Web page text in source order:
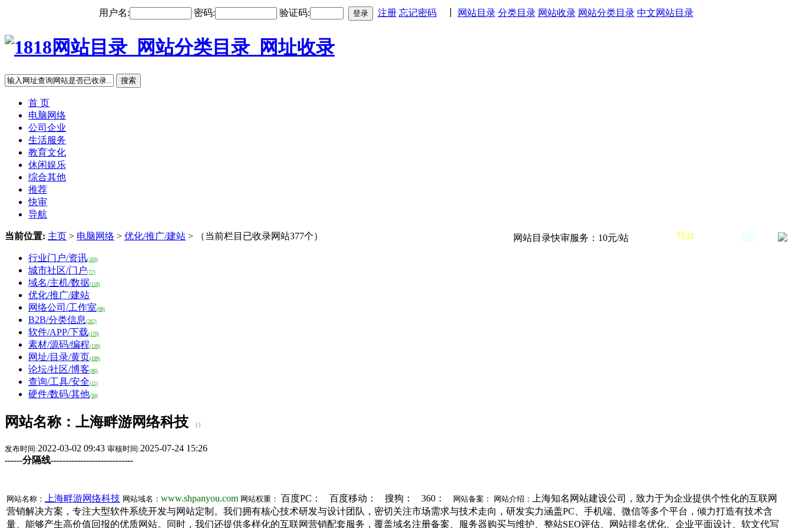
用户名: 密码: 验证码: 登录 注册 忘记密码丨 网站目录 分类目录 网站收录 网站分类目录 中文网站目录
搜索
首 页
电脑网络
公司企业
生活服务
教育文化
休闲娱乐
综合其他
推荐
快审
导航
7531 230
当前位置: 主页 > 电脑网络 > 优化/推广/建站 > （当前栏目已收录网站377个）
网站目录快审服务：10元/站
行业门户/资讯(193)
城市社区/门户(77)
域名/主机/数据(219)
优化/推广/建站
网络公司/工作室(98)
B2B/分类信息 (267)
软件/APP/下载(170)
素材/源码/编程(139)
网址/目录/黄页(199)
论坛/社区/博客(80)
查询/工具/安全(11)
硬件/数码/其他(50)
网站名称：上海畔游网络科技 （ ）
发布时间:2022-03-02 09:43 审核时间:2025-07-24 15:26
------分隔线----------------------------
网站名称： 上海畔游网络科技 网站域名： www.shpanyou.com 网站权重： 百度PC： 百度移动： 搜狗： 360： 网站备案： 网站介绍：
上海知名网站建设公司，致力于为企业提供个性化的互联网
营销解决方案，专注大型软件系统开发与网站定制。我们拥有核心技术研发与设计团队，密切关注市场需求与技术走向，研发实力涵盖PC、手机端、微信等多个平台，倾力打造有技术含
量、能够产生高价值回报的优质网站。同时，我们还提供多样化的互联网营销配套服务，覆盖域名注册备案、服务器购买与维护、整站SEO评估、网站排名优化、企业平面设计、软文代写